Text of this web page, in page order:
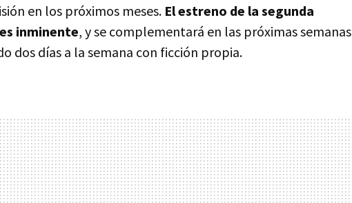
en los próximos meses. El estreno de la segunda
inminente, y se complementará en las próximas semanas
dos días a la semana con ficción propia.